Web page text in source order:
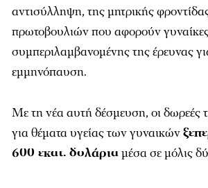
αντισύλληψη, της μητρικής
πρωτοβουλιών που αφορούν
συμπεριλαμβανομένης της έρευνας
εμμηνόπαυση.
Με τη νέα αυτή δέσμευση, οι δωρεές
για θέματα υγείας των γυναικών
600 εκατ. δολάριαμέσα σε μόλις